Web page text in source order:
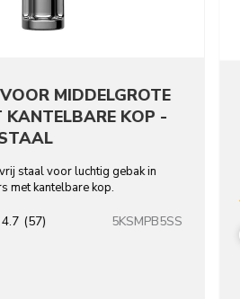
MIDDELGROTE
KANTELBARE KOP -
staal voor luchtig gebak in
met kantelbare kop.
4.7 (57) 5KSMPB5SS